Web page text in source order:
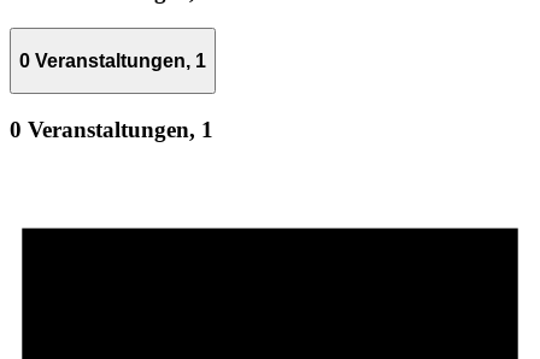
0 Veranstaltungen, 1
0 Veranstaltungen, 1